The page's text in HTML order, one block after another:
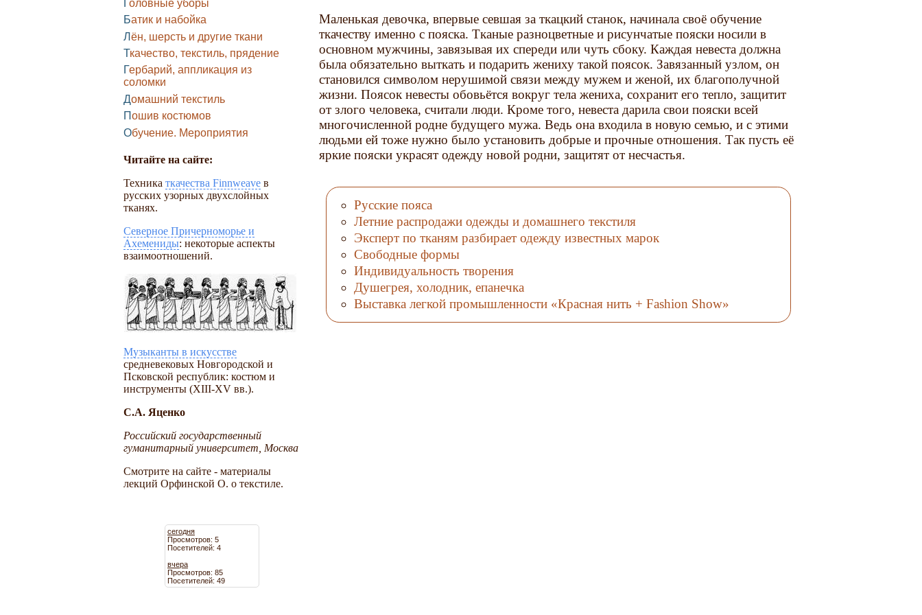
Головные уборы
Батик и набойка
Лён, шерсть и другие ткани
Ткачество, текстиль, прядение
Гербарий, аппликация из
соломки
Домашний текстиль
Пошив костюмов
Обучение. Мероприятия
Читайте на сайте:
Техника ткачества Finnweave в
русских узорных двухслойных
тканях.
Северное Причерноморье и
Ахемениды: некоторые аспекты
взаимоотношений.
Музыканты в искусстве
средневековых Новгородской и
Псковской республик: костюм и
инструменты (XIII-XV вв.).
С.А. Яценко
Российский государственный
гуманитарный университет, Москва
Смотрите на сайте - материалы
лекций Орфинской О. о текстиле.
сегодня
Просмотров: 5
Посетителей: 4
вчера
Просмотров: 85
Посетителей: 49
Маленькая девочка, впервые севшая за ткацкий станок, начинала своё обучение
ткачеству именно с пояска. Тканые разноцветные и рисунчатые пояски носили в
основном мужчины, завязывая их спереди или чуть сбоку. Каждая невеста должна
была обязательно выткать и подарить жениху такой поясок. Завязанный узлом, он
становился символом нерушимой связи между мужем и женой, их благополучной
жизни. Поясок невесты обовьётся вокруг тела жениха, сохранит его тепло, защитит
от злого человека, считали люди. Кроме того, невеста дарила свои пояски всей
многочисленной родне будущего мужа. Ведь она входила в новую семью, и с этими
людьми ей тоже нужно было установить добрые и прочные отношения. Так пусть её
яркие пояски украсят одежду новой родни, защитят от несчастья.
Русские пояса
Летние распродажи одежды и домашнего текстиля
Эксперт по тканям разбирает одежду известных марок
Свободные формы
Индивидуальность творения
Душегрея, холодник, епанечка
Выставка легкой промышленности «Красная нить + Fashion Show»